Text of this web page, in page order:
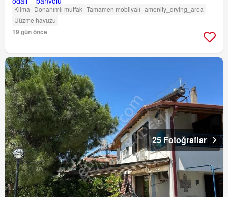
Klima Donanımlı mutfak Tamamen mobilyalı amenity_drying_area
Uüzme havuzu
19 gün önce
25 Fotoğraflar